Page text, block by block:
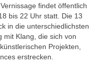
findet öffentlich
bis 22 Uhr statt. Die 13
in die unterschiedlichsten
mit Klang, die sich von
Projekten,
erstrecken.